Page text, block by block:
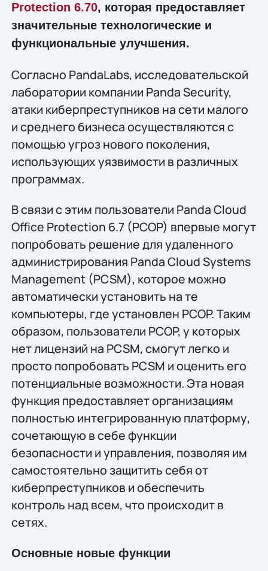
Protection 6.70, которая предоставляет
значительные технологические и
функциональные улучшения.
Согласно PandaLabs, исследовательской
лаборатории компании Panda Security,
атаки киберпреступников на сети малого
и среднего бизнеса осуществляются с
помощью угроз нового поколения,
использующих уязвимости в различных
программах.
В связи с этим пользователи Panda Cloud
Office Protection 6.7 (PCOP) впервые могут
попробовать решение для удаленного
администрирования Panda Cloud Systems
Management (PCSM), которое можно
автоматически установить на те
компьютеры, где установлен PCOP. Таким
образом, пользователи PCOP, у которых
нет лицензий на PCSM, смогут легко и
просто попробовать PCSM и оценить его
потенциальные возможности. Эта новая
функция предоставляет организациям
полностью интегрированную платформу,
сочетающую в себе функции
безопасности и управления, позволяя им
самостоятельно защитить себя от
киберпреступников и обеспечить
контроль над всем, что происходит в
сетях.
Основные новые функции